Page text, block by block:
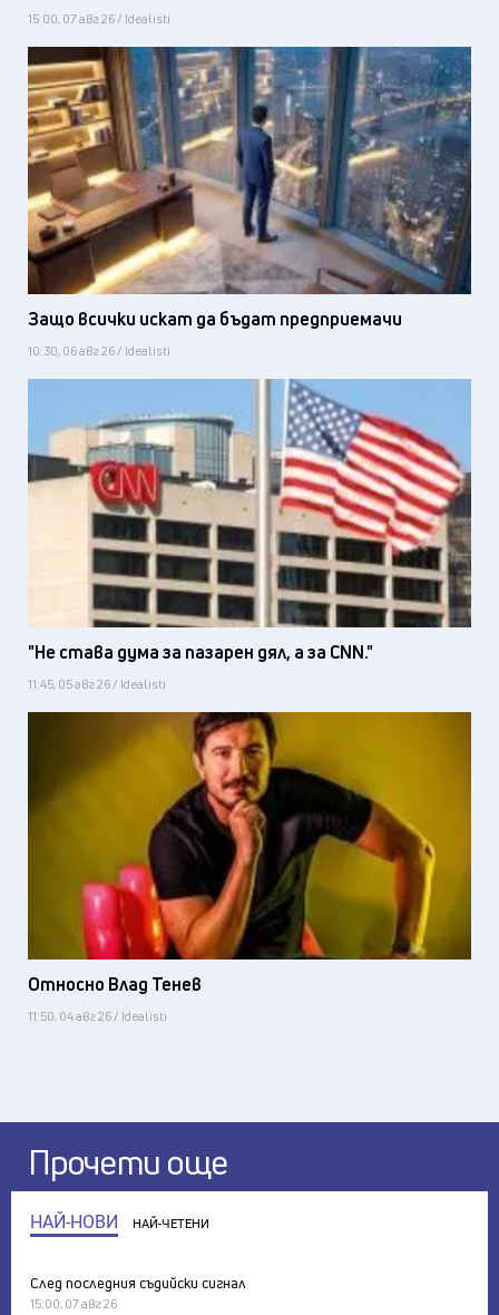
15:00, 07 авг 26 / Idealisti
Защо всички искат да бъдат предприемачи
10:30, 06 авг 26 / Idealisti
"Не става дума за пазарен дял, а за CNN."
11:45, 05 авг 26 / Idealisti
Относно Влад Тенев
11:50, 04 авг 26 / Idealisti
Прочети още
НАЙ-НОВИ НАЙ-ЧЕТЕНИ
След последния съдийски сигнал
15:00, 07 авг 26